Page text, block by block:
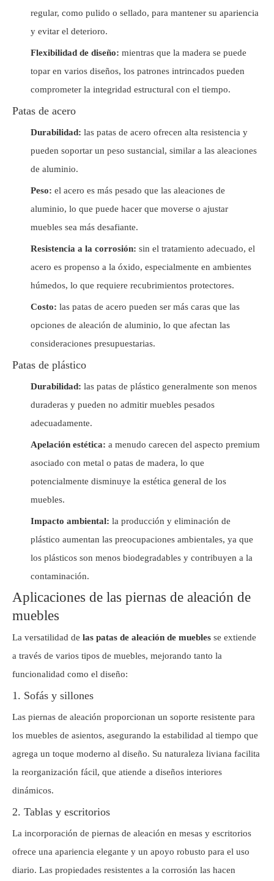
regular, como pulido o sellado, para mantener su apariencia
y evitar el deterioro.
Flexibilidad de diseño: mientras que la madera se puede
topar en varios diseños, los patrones intrincados pueden
comprometer la integridad estructural con el tiempo.
Patas de acero
Durabilidad: las patas de acero ofrecen alta resistencia y
pueden soportar un peso sustancial, similar a las aleaciones
de aluminio.
Peso: el acero es más pesado que las aleaciones de
aluminio, lo que puede hacer que moverse o ajustar
muebles sea más desafiante.
Resistencia a la corrosión: sin el tratamiento adecuado, el
acero es propenso a la óxido, especialmente en ambientes
húmedos, lo que requiere recubrimientos protectores.
Costo: las patas de acero pueden ser más caras que las
opciones de aleación de aluminio, lo que afectan las
consideraciones presupuestarias.
Patas de plástico
Durabilidad: las patas de plástico generalmente son menos
duraderas y pueden no admitir muebles pesados ​​
adecuadamente.
Apelación estética: a menudo carecen del aspecto premium
asociado con metal o patas de madera, lo que
potencialmente disminuye la estética general de los
muebles.
Impacto ambiental: la producción y eliminación de
plástico aumentan las preocupaciones ambientales, ya que
los plásticos son menos biodegradables y contribuyen a la
contaminación.
Aplicaciones de las piernas de aleación de
muebles
La versatilidad de las patas de aleación de muebles se extiende
a través de varios tipos de muebles, mejorando tanto la
funcionalidad como el diseño:
1. Sofás y sillones
Las piernas de aleación proporcionan un soporte resistente para
los muebles de asientos, asegurando la estabilidad al tiempo que
agrega un toque moderno al diseño. Su naturaleza liviana facilita
la reorganización fácil, que atiende a diseños interiores
dinámicos.
2. Tablas y escritorios
La incorporación de piernas de aleación en mesas y escritorios
ofrece una apariencia elegante y un apoyo robusto para el uso
diario. Las propiedades resistentes a la corrosión las hacen